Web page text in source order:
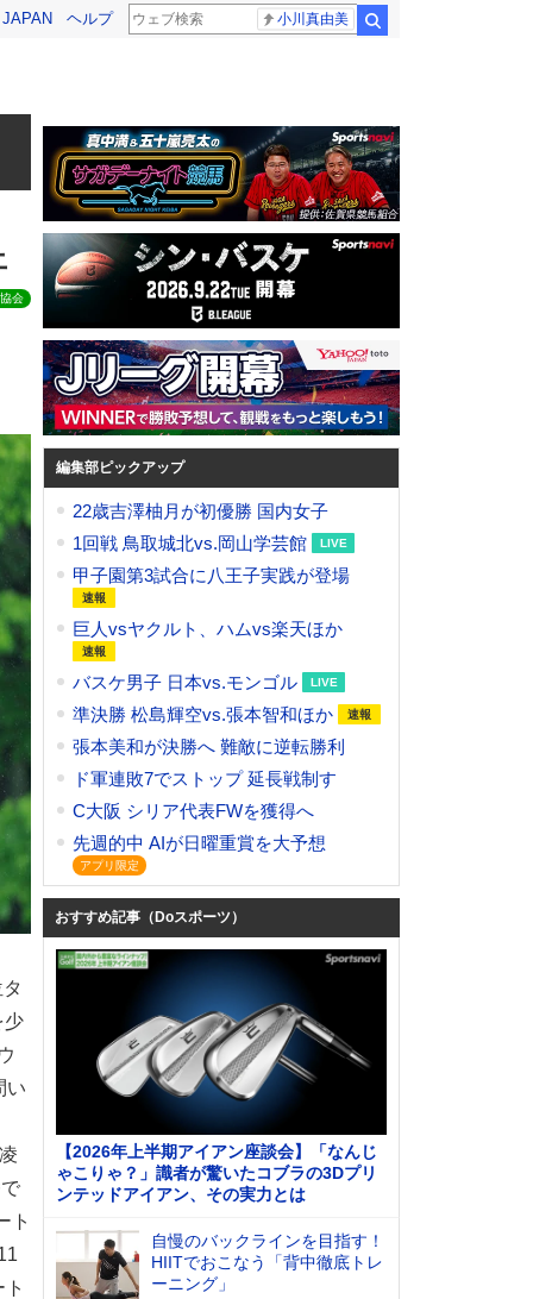
ヘルプ 小川真由美
会
少
い
ト
編集部ピックアップ
22歳吉澤柚月が初優勝 国内女子
1回戦 鳥取城北vs.岡山学芸館
甲子園第3試合に八王子実践が登場
巨人vsヤクルト、ハムvs楽天ほか
バスケ男子 日本vs.モンゴル
準決勝 松島輝空vs.張本智和ほか
張本美和が決勝へ 難敵に逆転勝利
ド軍連敗7でストップ 延長戦制す
C大阪 シリア代表FWを獲得へ
先週的中 AIが日曜重賞を大予想
おすすめ記事（Doスポーツ）
【2026年上半期アイアン座談会】「なんじ
ゃこりゃ？」識者が驚いたコブラの3Dプリ
ンテッドアイアン、その実力とは
自慢のバックラインを目指す！
HIITでおこなう「背中徹底トレ
ーニング」